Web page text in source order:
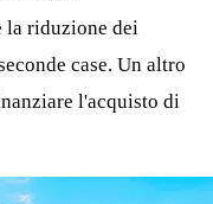
la riduzione dei
case. Un altro
l'acquisto di